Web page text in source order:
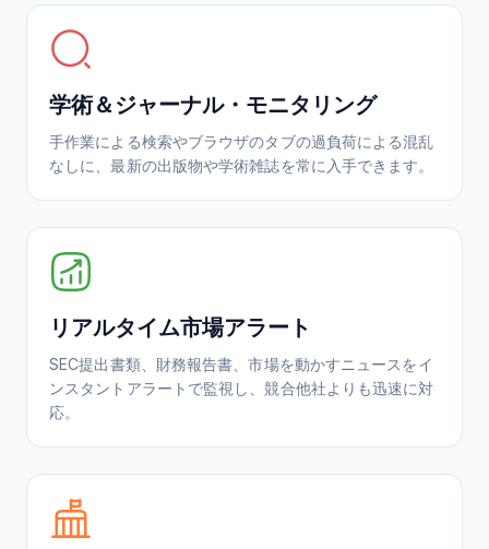
学術＆ジャーナル・モニタリング
手作業による検索やブラウザのタブの過負荷による混乱
なしに、最新の出版物や学術雑誌を常に入手できます。
リアルタイム市場アラート
SEC提出書類、財務報告書、市場を動かすニュースをイ
ンスタントアラートで監視し、競合他社よりも迅速に対
応。